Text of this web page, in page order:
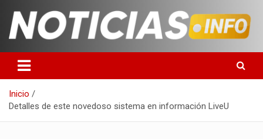
contenido
Noticias en español
Inicio
Detalles de este novedoso sistema en información LiveU